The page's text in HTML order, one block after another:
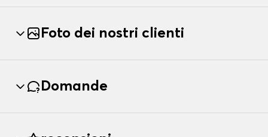
Foto dei nostri clienti
Domande